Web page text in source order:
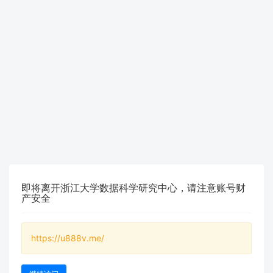
即将离开浙江大学数据科学研究中心，请注意账号财
产安全
https://u888v.me/